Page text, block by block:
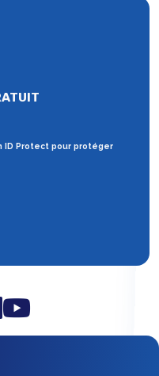
Protect pour protéger